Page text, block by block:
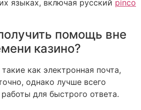
языках, включая русский pinco
помощь вне
казино?
как электронная почта,
однако лучше всего
для быстрого ответа.